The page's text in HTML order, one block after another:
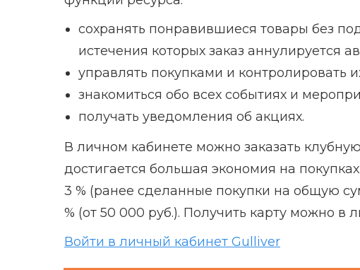
сохранять понравившиеся товары без
истечения которых заказ аннулируется
управлять покупками и контролировать
знакомиться обо всех событиях и
получать уведомления об акциях.
В личном кабинете можно заказать
достигается большая экономия на
3 % (ранее сделанные покупки на общую
% (от 50 000 руб.). Получить карту можно
Войти в личный кабинет Gulliver